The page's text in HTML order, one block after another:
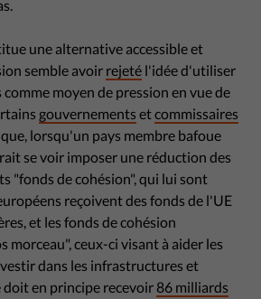
une alternative accessible et
semble avoir rejeté l'idée d'utiliser
moyen de pression en vue de
gouvernements etcommissaires
lorsqu'un pays membre bafoue
se voir imposer une réduction des
"fonds de cohésion", qui lui sont
reçoivent des fonds de l'UE
et les fonds de cohésion
morceau", ceux-ci visant à aider les
dans les infrastructures et
doit en principe recevoir 86 milliards